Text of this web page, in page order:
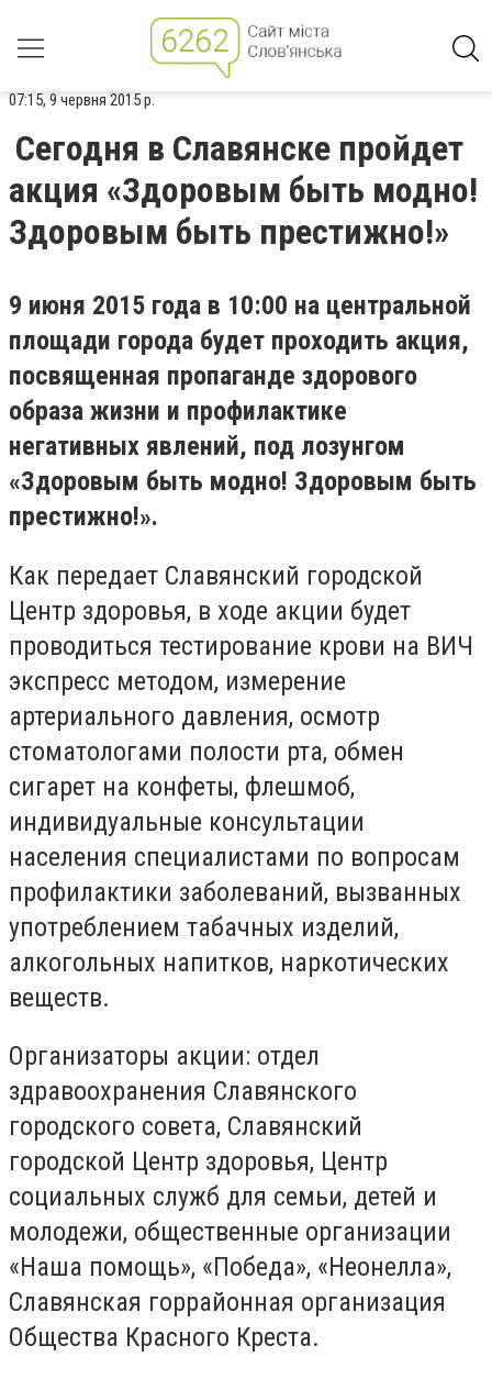
07:15, 9 червня 2015 р.
Сегодня в Славянске пройдет
акция «Здоровым быть модно!
Здоровым быть престижно!»
9 июня 2015 года в 10:00 на центральной
площади города будет проходить акция,
посвященная пропаганде здорового
образа жизни и профилактике
негативных явлений, под лозунгом
«Здоровым быть модно! Здоровым быть
престижно!».
Как передает Славянский городской
Центр здоровья, в ходе акции будет
проводиться тестирование крови на ВИЧ
экспресс методом, измерение
артериального давления, осмотр
стоматологами полости рта, обмен
сигарет на конфеты, флешмоб,
индивидуальные консультации
населения специалистами по вопросам
профилактики заболеваний, вызванных
употреблением табачных изделий,
алкогольных напитков, наркотических
веществ.
Организаторы акции: отдел
здравоохранения Славянского
городского совета, Славянский
городской Центр здоровья, Центр
социальных служб для семьи, детей и
молодежи, общественные организации
«Наша помощь», «Победа», «Неонелла»,
Славянская горрайонная организация
Общества Красного Креста.